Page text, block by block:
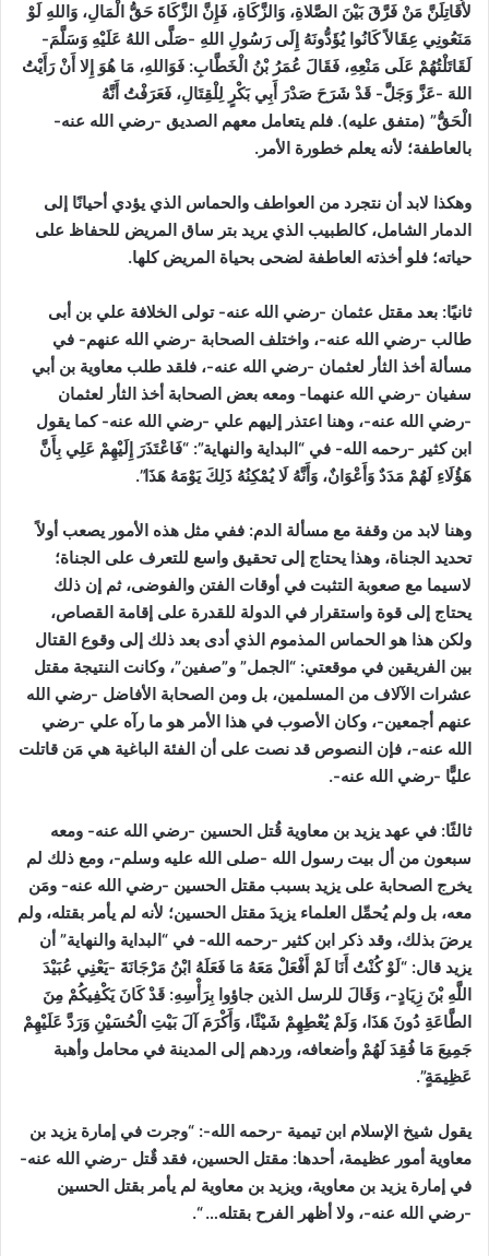
لأُقَاتِلَنَّ مَنْ فَرَّقَ بَيْنَ الصَّلاةِ، وَالزَّكَاةِ، فَإِنَّ الزَّكَاةَ حَقُّ الْمَالِ، وَاللهِ لَوْ
مَنَعُونِي عِقَالاً كَانُوا يُؤَدُّونَهُ إِلَى رَسُولِ اللهِ -صَلَّى اللهُ عَلَيْهِ وَسَلَّمَ-
لَقَاتَلْتُهُمْ عَلَى مَنْعِهِ، فَقَالَ عُمَرُ بْنُ الْخَطَّابِ: فَوَاللهِ، مَا هُوَ إِلا أَنْ رَأَيْتُ
اللهَ -عَزَّ وَجَلَّ- قَدْ شَرَحَ صَدْرَ أَبِي بَكْرٍ لِلْقِتَالِ، فَعَرَفْتُ أَنَّهُ
الْحَقُّ” (متفق عليه). فلم يتعامل معهم الصديق -رضي الله عنه-
بالعاطفة؛ لأنه يعلم خطورة الأمر.
وهكذا لابد أن نتجرد من العواطف والحماس الذي يؤدي أحيانًا إلى
الدمار الشامل، كالطبيب الذي يريد بتر ساق المريض للحفاظ على
حياته؛ فلو أخذته العاطفة لضحى بحياة المريض كلها.
ثانيًا: بعد مقتل عثمان -رضي الله عنه- تولى الخلافة علي بن أبى
طالب -رضي الله عنه-، واختلف الصحابة -رضي الله عنهم- في
مسألة أخذ الثأر لعثمان -رضي الله عنه-، فلقد طلب معاوية بن أبي
سفيان -رضي الله عنهما- ومعه بعض الصحابة أخذ الثأر لعثمان
-رضي الله عنه-، وهنا اعتذر إليهم علي -رضي الله عنه- كما يقول
ابن كثير -رحمه الله- في “البداية والنهاية”: “فَاعْتَذَرَ إِلَيْهِمْ عَلِي بِأَنَّ
هَؤُلَاءِ لَهُمْ مَدَدٌ وَأَعْوَانٌ، وَأَنَّهُ لَا يُمْكِنُهُ ذَلِكَ يَوْمَهُ هَذَا”.
وهنا لابد من وقفة مع مسألة الدم: ففي مثل هذه الأمور يصعب أولاً
تحديد الجناة، وهذا يحتاج إلى تحقيق واسع للتعرف على الجناة؛
لاسيما مع صعوبة التثبت في أوقات الفتن والفوضى، ثم إن ذلك
يحتاج إلى قوة واستقرار في الدولة للقدرة على إقامة القصاص،
ولكن هذا هو الحماس المذموم الذي أدى بعد ذلك إلى وقوع القتال
بين الفريقين في موقعتي: “الجمل” و”صفين”، وكانت النتيجة مقتل
عشرات الآلاف من المسلمين، بل ومن الصحابة الأفاضل -رضي الله
عنهم أجمعين-، وكان الأصوب في هذا الأمر هو ما رآه علي -رضي
الله عنه-، فإن النصوص قد نصت على أن الفئة الباغية هي مَن قاتلت
عليًّا -رضي الله عنه-.
ثالثًا: في عهد يزيد بن معاوية قُتل الحسين -رضي الله عنه- ومعه
سبعون من أل بيت رسول الله -صلى الله عليه وسلم-، ومع ذلك لم
يخرج الصحابة على يزيد بسبب مقتل الحسين -رضي الله عنه- ومَن
معه، بل ولم يُحمِّل العلماء يزيدَ مقتل الحسين؛ لأنه لم يأمر بقتله، ولم
يرضَ بذلك، وقد ذكر ابن كثير -رحمه الله- في “البداية والنهاية” أن
يزيد قال: “لَوْ كُنْتُ أَنَا لَمْ أَفْعَلْ مَعَهُ مَا فَعَلَهُ ابْنُ مَرْجَانَةَ -يَعْنِي عُبَيْدَ
اللَّهِ بْنَ زِيَادٍ-، وَقَالَ للرسل الذين جاؤوا بِرَأْسِهِ: قَدْ كَانَ يَكْفِيكُمْ مِنَ
الطَّاعَةِ دُونَ هَذَا، وَلَمْ يُعْطِهِمْ شَيْئًا، وَأَكْرَمَ آلَ بَيْتِ الْحُسَيْنِ وَرَدَّ عَلَيْهِمْ
جَمِيعَ مَا فُقِدَ لَهُمْ وأضعافه، وردهم إلى المدينة في محامل وأهبة
عَظِيمَةٍ”.
يقول شيخ الإسلام ابن تيمية -رحمه الله-: “وجرت في إمارة يزيد بن
معاوية أمور عظيمة، أحدها: مقتل الحسين، فقد قٌتل -رضي الله عنه-
في إمارة يزيد بن معاوية، ويزيد بن معاوية لم يأمر بقتل الحسين
-رضي الله عنه-، ولا أظهر الفرح بقتله… “.